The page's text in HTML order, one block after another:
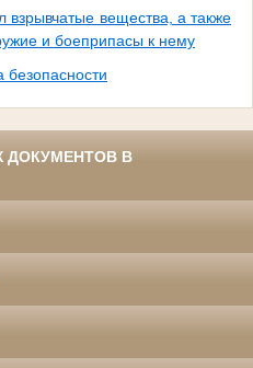
взрывчатые вещества, а также
и боеприпасы к нему
ДОКУМЕНТОВ В